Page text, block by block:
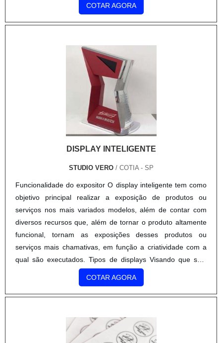
COTAR AGORA
DISPLAY INTELIGENTE
STUDIO VERO/ COTIA - SP
Funcionalidade do expositor O display inteligente tem como
objetivo principal realizar a exposição de produtos ou
serviços nos mais variados modelos, além de contar com
diversos recursos que, além de tornar o produto altamente
funcional, tornam as exposições desses produtos ou
serviços mais chamativas, em função a criatividade com a
qual são executados. Tipos de displays Visando que seja
versátil, o display inteligente pode oferecer c....
COTAR AGORA